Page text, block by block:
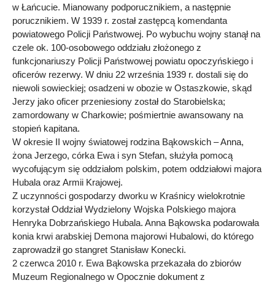
w Łańcucie. Mianowany podporucznikiem, a następnie
porucznikiem. W 1939 r. został zastępcą komendanta
powiatowego Policji Państwowej. Po wybuchu wojny stanął na
czele ok. 100-osobowego oddziału złożonego z
funkcjonariuszy Policji Państwowej powiatu opoczyńskiego i
oficerów rezerwy. W dniu 22 września 1939 r. dostali się do
niewoli sowieckiej; osadzeni w obozie w Ostaszkowie, skąd
Jerzy jako oficer przeniesiony został do Starobielska;
zamordowany w Charkowie; pośmiertnie awansowany na
stopień kapitana.
W okresie II wojny światowej rodzina Bąkowskich – Anna,
żona Jerzego, córka Ewa i syn Stefan, służyła pomocą
wycofującym się oddziałom polskim, potem oddziałowi majora
Hubala oraz Armii Krajowej.
Z uczynności gospodarzy dworku w Kraśnicy wielokrotnie
korzystał Oddział Wydzielony Wojska Polskiego majora
Henryka Dobrzańskiego Hubala. Anna Bąkowska podarowała
konia krwi arabskiej Demona majorowi Hubalowi, do którego
zaprowadził go stangret Stanisław Konecki.
2 czerwca 2010 r. Ewa Bąkowska przekazała do zbiorów
Muzeum Regionalnego w Opocznie dokument z